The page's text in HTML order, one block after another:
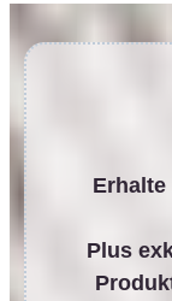
Erhalte
Plus